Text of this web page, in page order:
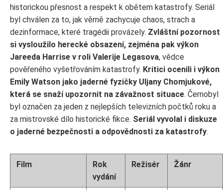
historickou přesnost a respekt k obětem katastrofy. Seriál
byl chválen za to, jak věrně zachycuje chaos, strach a
dezinformace, které tragédii provázely. Zvláštní pozornost
si vysloužilo herecké obsazení, zejména pak výkon
Jareeda Harrise v roli Valerije Legasova, vědce
pověřeného vyšetřováním katastrofy. Kritici ocenili i výkon
Emily Watson jako jaderné fyzičky Uljany Chomjukové,
která se snaží upozornit na závažnost situace. Černobyl
byl označen za jeden z nejlepších televizních počtků roku a
za mistrovské dílo historické fikce. Seriál vyvolal i diskuze
o jaderné bezpečnosti a odpovědnosti za katastrofy.
Film
Rok
vydání
Režisér Žánr